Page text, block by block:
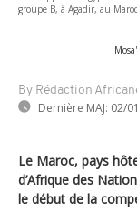
groupe B, à Agadir, au
By Rédaction
Dernière MAJ: 02/
Le Maroc, pays
d’Afrique des
le début de la